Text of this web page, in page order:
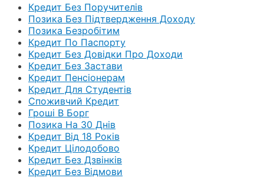
Кредит Без Поручителів
Позика Без Підтвердження Доходу
Позика Безробітим
Кредит По Паспорту
Кредит Без Довідки Про Доходи
Кредит Без Застави
Кредит Пенсіонерам
Кредит Для Студентів
Споживчий Кредит
Гроші В Борг
Позика На 30 Днів
Кредит Від 18 Років
Кредит Цілодобово
Кредит Без Дзвінків
Кредит Без Відмови